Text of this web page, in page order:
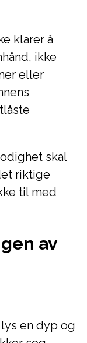
klarer å
ikke
eller
skal
riktige
til med
av
en dyp og